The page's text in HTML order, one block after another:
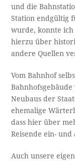
und die
Station endgültig
wurde, konnte
hierzu über
andere Quellen
Vom Bahnhof
Neubaus der
ehemalige
dass hier über
Reisende ein- und
Auch unsere